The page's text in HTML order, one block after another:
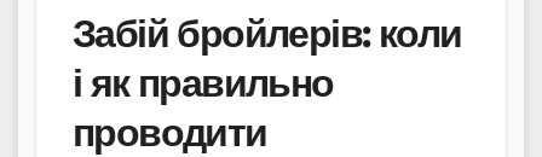
Забій бройлерів: коли
і як правильно
проводити